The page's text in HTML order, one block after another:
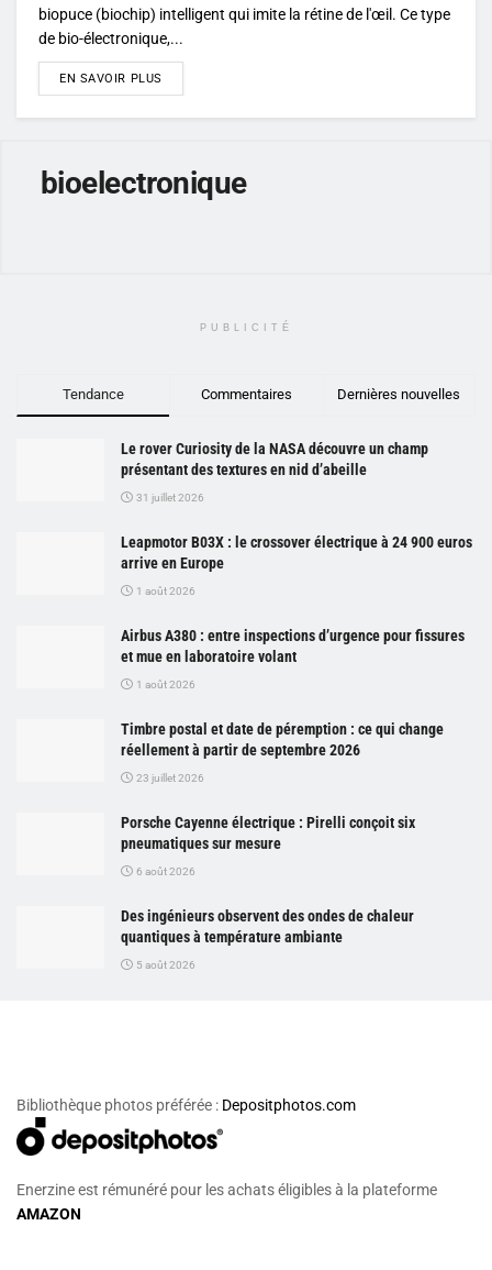
biopuce (biochip) intelligent qui imite la rétine de l'œil. Ce type
de bio-électronique,...
EN SAVOIR PLUS
bioelectronique
PUBLICITÉ
Tendance Commentaires Dernières nouvelles
Le rover Curiosity de la NASA découvre un champ
présentant des textures en nid d’abeille
31 juillet 2026
Leapmotor B03X : le crossover électrique à 24 900 euros
arrive en Europe
1 août 2026
Airbus A380 : entre inspections d’urgence pour fissures
et mue en laboratoire volant
1 août 2026
Timbre postal et date de péremption : ce qui change
réellement à partir de septembre 2026
23 juillet 2026
Porsche Cayenne électrique : Pirelli conçoit six
pneumatiques sur mesure
6 août 2026
Des ingénieurs observent des ondes de chaleur
quantiques à température ambiante
5 août 2026
Bibliothèque photos préférée : Depositphotos.com
Enerzine est rémunéré pour les achats éligibles à la plateforme
AMAZON